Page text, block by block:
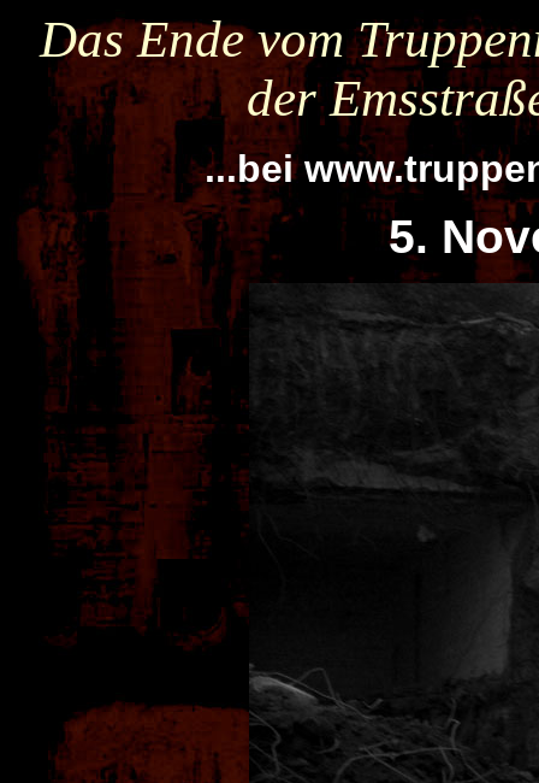
Das Ende vom
der
...bei
5.